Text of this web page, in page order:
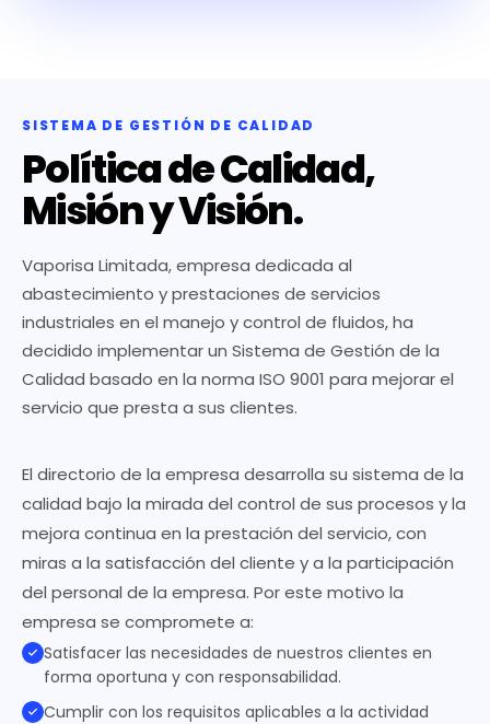
SISTEMA DE GESTIÓN DE CALIDAD
Política de Calidad,
Misión y Visión.
Vaporisa Limitada, empresa dedicada al
abastecimiento y prestaciones de servicios
industriales en el manejo y control de fluidos, ha
decidido implementar un Sistema de Gestión de la
Calidad basado en la norma ISO 9001 para mejorar el
servicio que presta a sus clientes.
El directorio de la empresa desarrolla su sistema de la
calidad bajo la mirada del control de sus procesos y la
mejora continua en la prestación del servicio, con
miras a la satisfacción del cliente y a la participación
del personal de la empresa. Por este motivo la
empresa se compromete a:
Satisfacer las necesidades de nuestros clientes en
forma oportuna y con responsabilidad.
Cumplir con los requisitos aplicables a la actividad